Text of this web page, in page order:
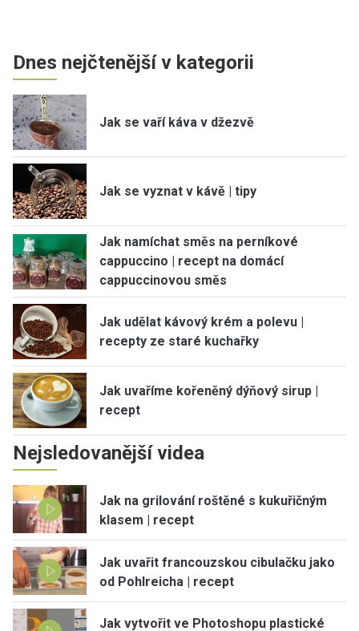
Dnes nejčtenější v kategorii
Jak se vaří káva v džezvě
Jak se vyznat v kávě | tipy
Jak namíchat směs na perníkové
cappuccino | recept na domácí
cappuccinovou směs
Jak udělat kávový krém a polevu |
recepty ze staré kuchařky
Jak uvaříme kořeněný dýňový sirup |
recept
Nejsledovanější videa
Jak na grilování roštěné s kukuřičným
klasem | recept
Jak uvařit francouzskou cibulačku jako
od Pohlreicha | recept
Jak vytvořit ve Photoshopu plastické